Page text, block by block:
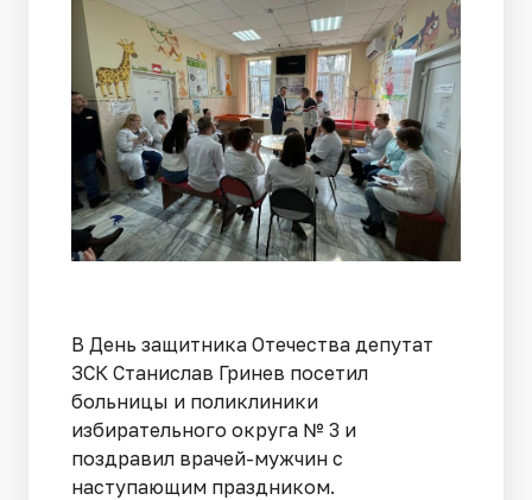
В День защитника Отечества депутат
ЗСК Станислав Гринев посетил
больницы и поликлиники
избирательного округа № 3 и
поздравил врачей-мужчин с
наступающим праздником.